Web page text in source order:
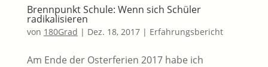
Brennpunkt Schule: Wenn sich Schüler
radikalisieren
von 180Grad | Dez. 18, 2017| Erfahrungsbericht
Am Ende der Osterferien 2017 habe ich